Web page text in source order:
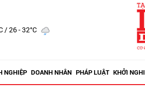
/ 26 - 32°C
NGHIỆP DOANH NHÂN PHÁP LUẬT KHỞI